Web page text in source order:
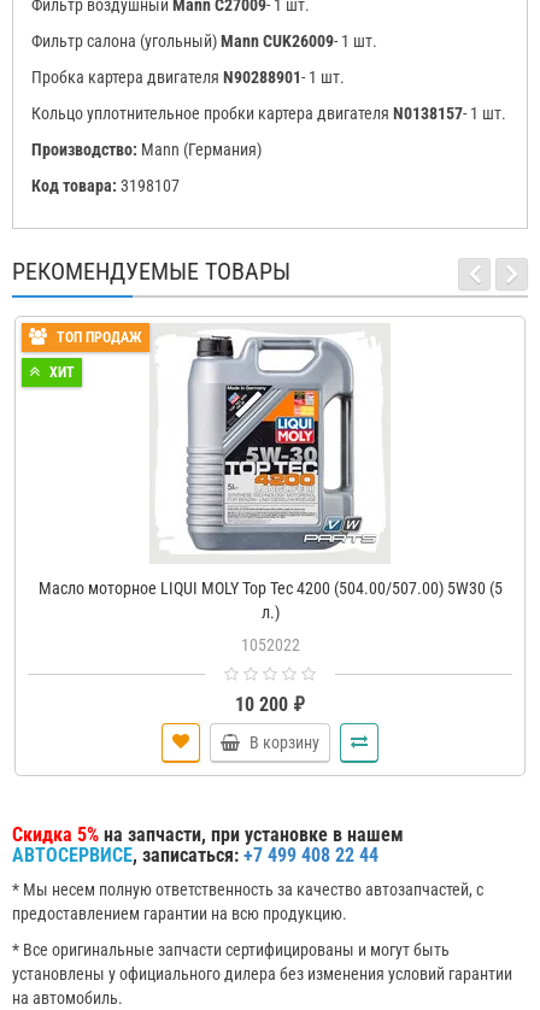
Фильтр воздушный MannC27009- 1 шт.
Фильтр салона (угольный)MannCUK26009- 1 шт.
Пробка картера двигателя N90288901- 1 шт.
Кольцо уплотнительное пробки картера двигателя N0138157- 1 шт.
Производство: Mann (Германия)
Код товара: 3198107
РЕКОМЕНДУЕМЫЕ ТОВАРЫ
ТОП ПРОДАЖ
ХИТ
Масло моторное LIQUI MOLY Top Tec 4200 (504.00/507.00) 5W30 (5
л.)
1052022
10 200 ₽
В корзину
Скидка 5% на запчасти, при установке в нашем
АВТОСЕРВИСЕ, записаться: +7 499 408 22 44
* Мы несем полную ответственность за качество автозапчастей, с
предоставлением гарантии на всю продукцию.
* Все оригинальные запчасти сертифицированы и могут быть
установлены у официального дилера без изменения условий гарантии
на автомобиль.